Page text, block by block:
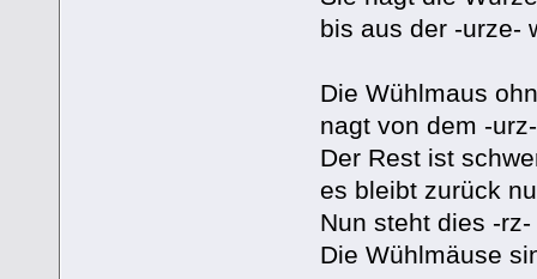
bis aus der -urze-
Die Wühlmaus
nagt von dem -
Der Rest ist
es bleibt zurück
Nun steht dies -
Die Wühlmäuse